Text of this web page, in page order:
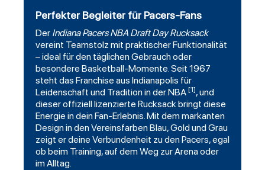
Perfekter Begleiter für Pacers-Fans
Der Indiana PacersNBA Draft Day Rucksack
vereint Teamstolz mit praktischer Funktionalität
– ideal für den täglichen Gebrauch oder
besondere Basketball-Momente. Seit 1967
steht das Franchise aus Indianapolis für
Leidenschaft und Tradition in der NBA [1], und
dieser offiziell lizenzierte Rucksack bringt diese
Energie in dein Fan-Erlebnis. Mit dem markanten
Design in den Vereinsfarben Blau, Gold und Grau
zeigt er deine Verbundenheit zu den Pacers, egal
ob beim Training, auf dem Weg zur Arena oder
im Alltag.